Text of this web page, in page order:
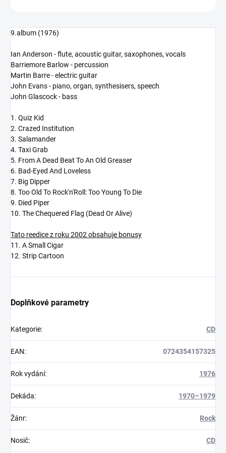
9.album (1976)
Ian Anderson - flute, acoustic guitar, saxophones, vocals
Barriemore Barlow - percussion
Martin Barre - electric guitar
John Evans - piano, organ, synthesisers, speech
John Glascock - bass
1. Quiz Kid
2. Crazed Institution
3. Salamander
4. Taxi Grab
5. From A Dead Beat To An Old Greaser
6. Bad-Eyed And Loveless
7. Big Dipper
8. Too Old To Rock'n'Roll: Too Young To Die
9. Died Piper
10. The Chequered Flag (Dead Or Alive)
Tato reedice z roku 2002 obsahuje bonusy
11. A Small Cigar
12. Strip Cartoon
Doplňkové parametry
Kategorie: CD
EAN: 0724354157325
Rok vydání: 1976
Dekáda: 1970–1979
Žánr: Rock
Nosič: CD